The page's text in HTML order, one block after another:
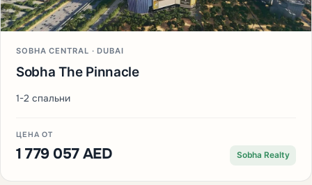
SOBHA CENTRAL · DUBAI
Sobha The Pinnacle
1-2 спальни
ЦЕНА ОТ
1 779 057 AED Sobha Realty